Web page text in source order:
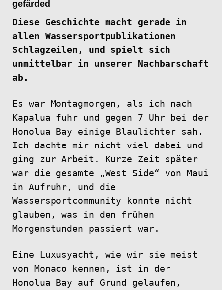
gefärded
Diese Geschichte macht gerade in
allen Wassersportpublikationen
Schlagzeilen, und spielt sich
unmittelbar in unserer Nachbarschaft
ab.
Es war Montagmorgen, als ich nach
Kapalua fuhr und gegen 7 Uhr bei der
Honolua Bay einige Blaulichter sah.
Ich dachte mir nicht viel dabei und
ging zur Arbeit. Kurze Zeit später
war die gesamte „West Side“ von Maui
in Aufruhr, und die
Wassersportcommunity konnte nicht
glauben, was in den frühen
Morgenstunden passiert war.
Eine Luxusyacht, wie wir sie meist
von Monaco kennen, ist in der
Honolua Bay auf Grund gelaufen,